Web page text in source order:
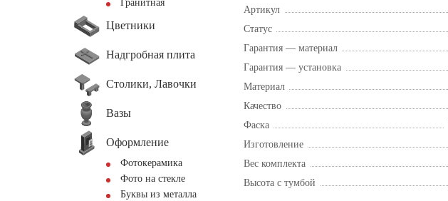
Гранитная
Цветники
Надгробная плита
Столики, Лавочки
Вазы
Оформление
Фотокерамика
Фото на стекле
Буквы из металла
Артикул
Статус
Гарантия — материал
Гарантия — установка
Материал
Качество
Фаска
Изготовление
Вес комплекта
Высота с тумбой